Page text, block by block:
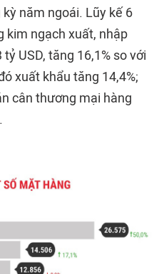
năm ngoái. Lũy kế 6
kim ngạch xuất, nhập
USD, tăng 16,1% so với
xuất khẩu tăng 14,4%;
cân thương mại hàng